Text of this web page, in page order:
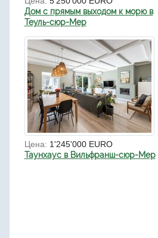
Дом с прямым выходом к морю в
Теуль-сюр-Мер
Цена: 1'245'000 EURO
Таунхаус в Вильфранш-сюр-Мер